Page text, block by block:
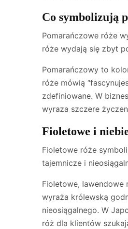
Co symbolizują
Pomarańczowe róże
róże wydają się zbyt
Pomarańczowy to
róże mówią
zdefiniowane. W
wyraza szczere
Fioletowe i
Fioletowe róże
tajemnicze i
Fioletowe, lawendowe
wyraża królewską
nieosiągalnego. W
róż dla klientów